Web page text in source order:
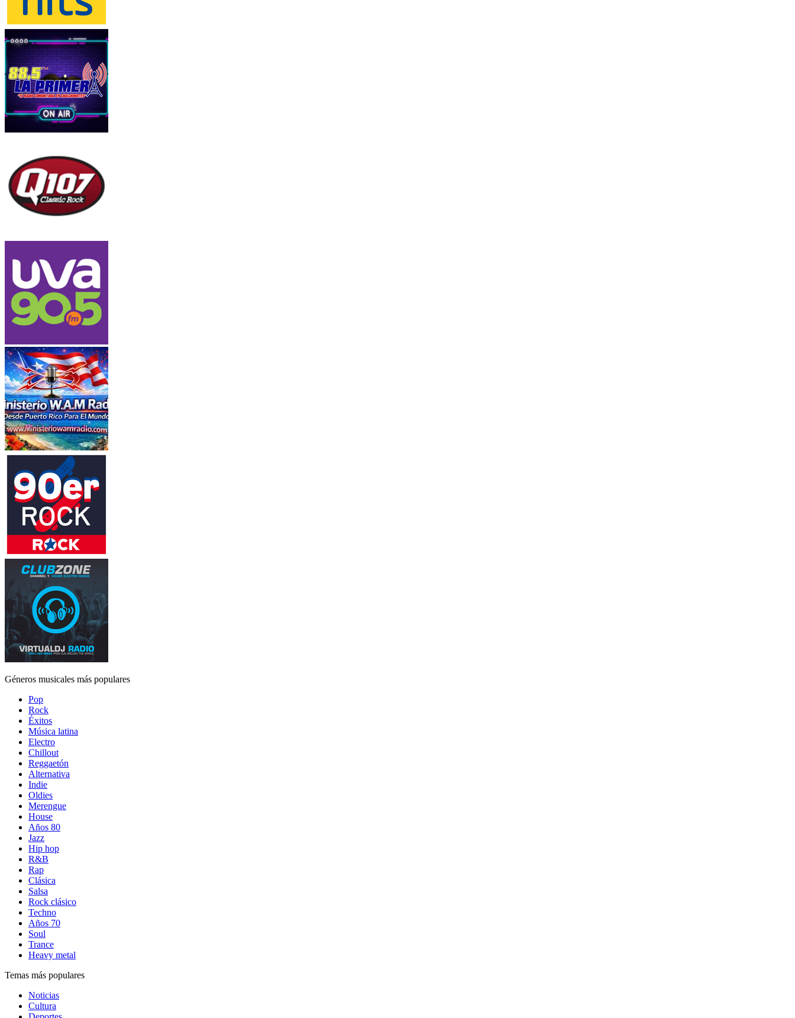
Géneros musicales más populares
Pop
Rock
Éxitos
Música latina
Electro
Chillout
Reggaetón
Alternativa
Indie
Oldies
Merengue
House
Años 80
Jazz
Hip hop
R&B
Rap
Clásica
Salsa
Rock clásico
Techno
Años 70
Soul
Trance
Heavy metal
Temas más populares
Noticias
Cultura